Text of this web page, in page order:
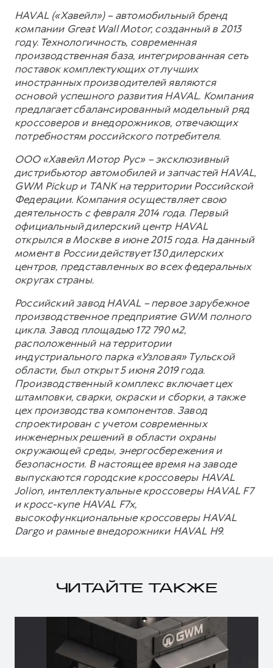
HAVAL («Хавейл») – автомобильный бренд
компании Great Wall Motor, созданный в 2013
году. Технологичность, современная
производственная база, интегрированная сеть
поставок комплектующих от лучших
иностранных производителей являются
основой успешного развития HAVAL. Компания
предлагает сбалансированный модельный ряд
кроссоверов и внедорожников, отвечающих
потребностям российского потребителя.
ООО «Хавейл Мотор Рус» – эксклюзивный
дистрибьютор автомобилей и запчастей HAVAL,
GWM Pickup и TANK на территории Российской
Федерации. Компания осуществляет свою
деятельность с февраля 2014 года. Первый
официальный дилерский центр HAVAL
открылся в Москве в июне 2015 года. На данный
момент в России действует 130 дилерских
центров, представленных во всех федеральных
округах страны.
Российский завод HAVAL – первое зарубежное
производственное предприятие GWM полного
цикла. Завод площадью 172 790 м2,
расположенный на территории
индустриального парка «Узловая» Тульской
области, был открыт 5 июня 2019 года.
Производственный комплекс включает цех
штамповки, сварки, окраски и сборки, а также
цех производства компонентов. Завод
спроектирован с учетом современных
инженерных решений в области охраны
окружающей среды, энергосбережения и
безопасности. В настоящее время на заводе
выпускаются городские кроссоверы HAVAL
Jolion, интеллектуальные кроссоверы HAVAL F7
и кросс-купе HAVAL F7x,
высокофункциональные кроссоверы HAVAL
Dargo и рамные внедорожники HAVAL H9.
ЧИТАЙТЕ ТАКЖЕ